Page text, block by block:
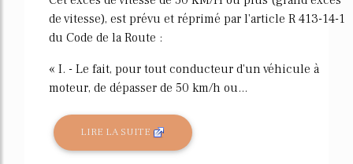
de vitesse), est prévu et réprimé par l'article R 413-14-1
du Code de la Route :
« I. - Le fait, pour tout conducteur d'un véhicule à
moteur, de dépasser de 50 km/h ou...
LIRE LA SUITE